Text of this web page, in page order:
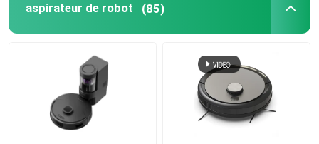
aspirateur de robot (85)